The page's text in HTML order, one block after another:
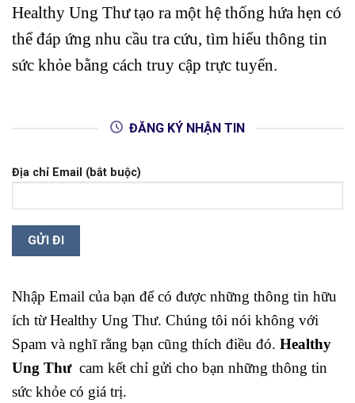
Healthy Ung Thư tạo ra một hệ thống hứa hẹn có
thể đáp ứng nhu cầu tra cứu, tìm hiểu thông tin
sức khỏe bằng cách truy cập trực tuyến.
ĐĂNG KÝ NHẬN TIN
Địa chỉ Email (bắt buộc)
Nhập Email của bạn để có được những thông tin hữu
ích từ Healthy Ung Thư. Chúng tôi nói không với
Spam và nghĩ rằng bạn cũng thích điều đó. Healthy
Ung Thư cam kết chỉ gửi cho bạn những thông tin
sức khỏe có giá trị.